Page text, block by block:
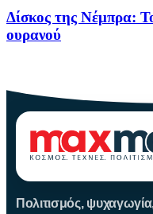
Δίσκος της Νέμπρα:
ουρανού
Πολιτισμός,